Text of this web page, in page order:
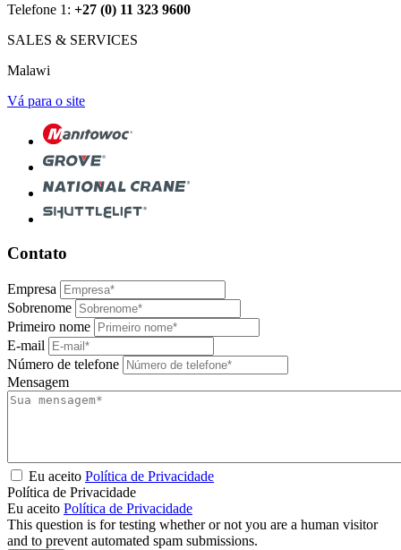
Telefone 1: +27 (0) 11 323 9600
SALES & SERVICES
Malawi
Vá para o site
Contato
Empresa
Sobrenome
Primeiro nome
E-mail
Número de telefone
Mensagem
Eu aceito Política de Privacidade
Política de Privacidade
Eu aceito Política de Privacidade
This question is for testing whether or not you are a human visitor
and to prevent automated spam submissions.